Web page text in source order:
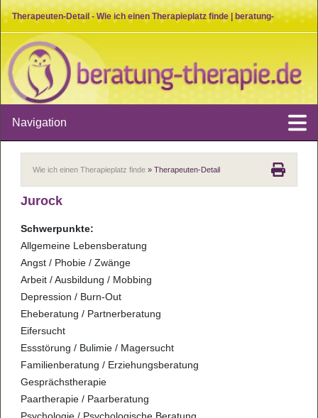
Therapeuten-Detail - Wie ich einen Therapieplatz finde | beratung-
therapie.de
Navigation
Wie ich einen Therapieplatz finde » Therapeuten-Detail
Jurock
Schwerpunkte:
Allgemeine Lebensberatung
Angst / Phobie / Zwänge
Arbeit / Ausbildung / Mobbing
Depression / Burn-Out
Eheberatung / Partnerberatung
Eifersucht
Essstörung / Bulimie / Magersucht
Familienberatung / Erziehungsberatung
Gesprächstherapie
Paartherapie / Paarberatung